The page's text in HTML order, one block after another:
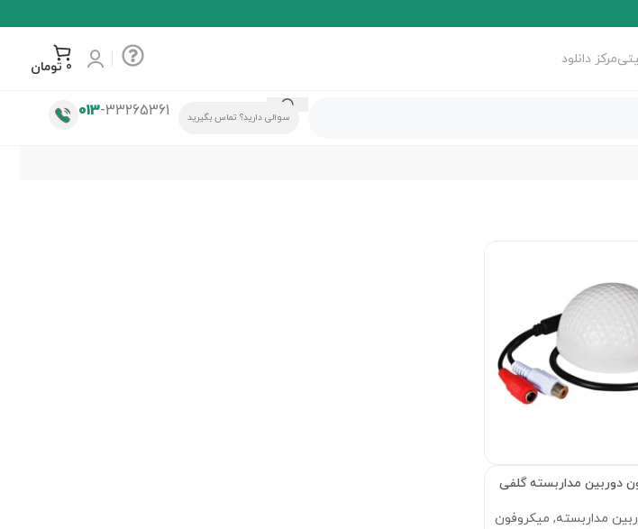
مرکز دانلود 0 تومان
سوالی دارید؟ تماس بگیرید 013-33265361
دوربین مداربسته گلفی
مداربسته, میکروفون